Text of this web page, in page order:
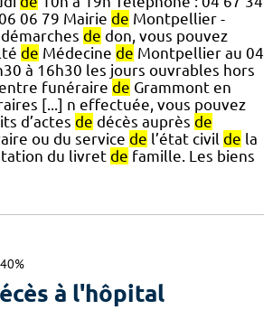
06 79 Mairie de Montpellier -
de don, vous pouvez
de Médecine de Montpellier au 04
à 16h30 les jours ouvrables hors
funéraire de Grammont en
[...] n effectuée, vous pouvez
d’actes de décès auprès de
ou du service de l’état civil de la
du livret de famille. Les biens
40%
à l'hôpital